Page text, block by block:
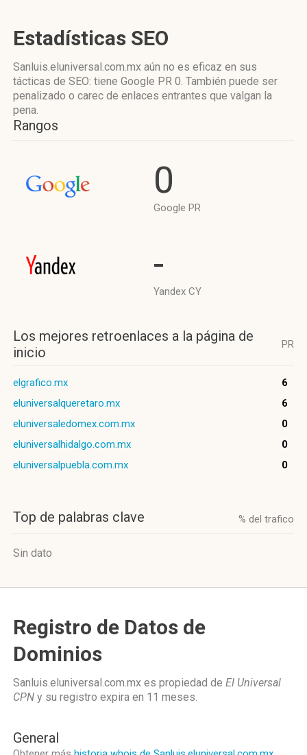
Estadísticas SEO
Sanluis.eluniversal.com.mx aún no es eficaz en sus
tácticas de SEO: tiene Google PR 0. También puede ser
penalizado o carec de enlaces entrantes que valgan la
pena.
Rangos
0
Google PR
-
Yandex CY
Los mejores retroenlaces a la página de
inicio
PR
elgrafico.mx
6
eluniversalqueretaro.mx
6
eluniversaledomex.com.mx
0
eluniversalhidalgo.com.mx
0
eluniversalpuebla.com.mx
0
Top de palabras clave % del trafico
Sin dato
Registro de Datos de
Dominios
Sanluis.eluniversal.com.mx es propiedad de El Universal
CPN y su registro expira en 11 meses.
General